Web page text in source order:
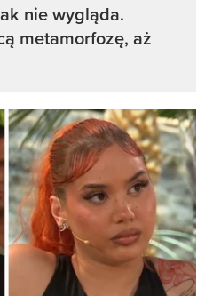
nie wygląda.
metamorfozę, aż